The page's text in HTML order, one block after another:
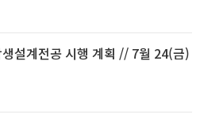
설계전공 시행 계획 // 7월 24(금)